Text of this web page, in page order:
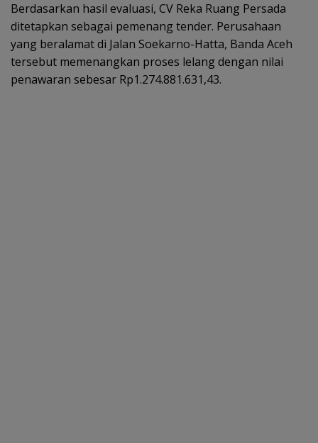
Berdasarkan hasil evaluasi, CV Reka Ruang Persada
ditetapkan sebagai pemenang tender. Perusahaan
yang beralamat di Jalan Soekarno-Hatta, Banda Aceh
tersebut memenangkan proses lelang dengan nilai
penawaran sebesar Rp1.274.881.631,43.